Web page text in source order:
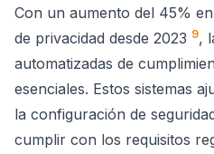
Con un aumento del 45%
de privacidad desde 2023 9,
automatizadas de
esenciales. Estos sistemas
la configuración de
cumplir con los requisitos